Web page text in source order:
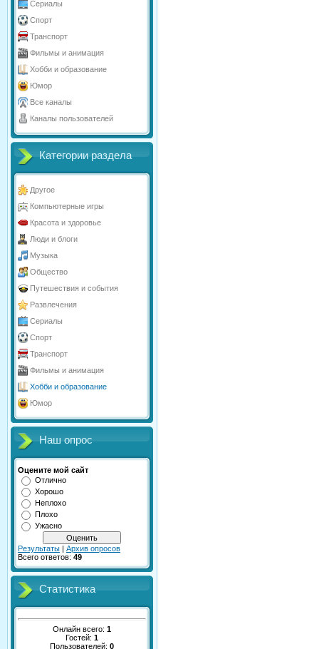
Сериалы
Спорт
Транспорт
Фильмы и анимация
Хобби и образование
Юмор
Все каналы
Каналы пользователей
Категории раздела
Другое
Компьютерные игры
Красота и здоровье
Люди и блоги
Музыка
Общество
Путешествия и события
Развлечения
Сериалы
Спорт
Транспорт
Фильмы и анимация
Хобби и образование
Юмор
Наш опрос
Оцените мой сайт
Отлично
Хорошо
Неплохо
Плохо
Ужасно
Результаты | Архив опросов
Всего ответов: 49
Статистика
Онлайн всего: 1
Гостей: 1
Пользователей: 0